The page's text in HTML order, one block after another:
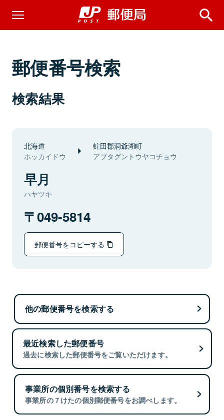
郵便番号検索
検索結果
北海道
ホッカイドウ
虻田郡洞爺湖町
アブタグントウヤコチョウ
早月
ハヤツキ
049-5814
郵便番号をコピーする
他の郵便番号を検索する
最近検索した郵便番号
過去に検索した郵便番号をご覧いただけます。
事業所の個別番号を検索する
事業所の７けたの個別郵便番号をお調べします。